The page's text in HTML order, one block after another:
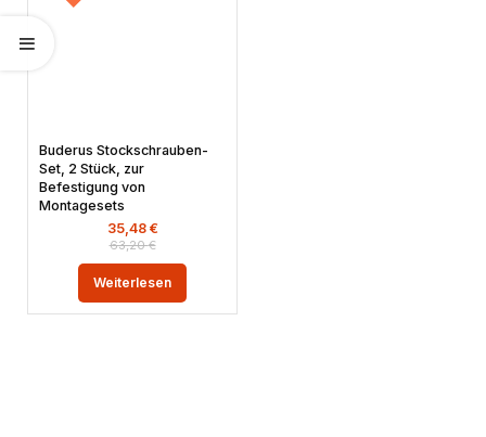
Buderus Stockschrauben-
Set, 2 Stück, zur
Befestigung von
Montagesets
63,20€
35,48 €
Weiterlesen